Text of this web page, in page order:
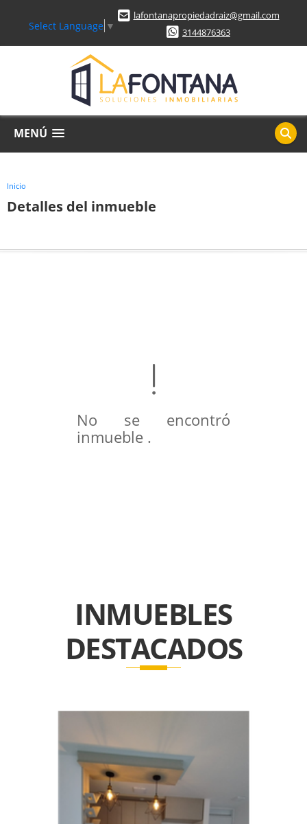
Select Language ▼
lafontanapropiedadraiz@gmail.com
3144876363
MENÚ
Inicio
Detalles del inmueble
No se encontró
inmueble .
INMUEBLES
DESTACADOS